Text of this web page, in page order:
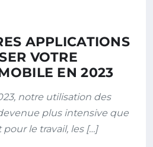
APPLICATIONS
VOTRE
EN 2023
notre utilisation des
plus intensive que
pour le travail, les […]